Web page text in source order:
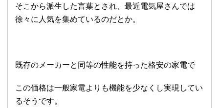
そこから派生した言葉とされ、最近電気屋さんでは
徐々に人気を集めているのだとか。
既存のメーカーと同等の性能を持った格安の家電で
この価格は一般家電よりも機能を少なくし実現してい
るそうです。